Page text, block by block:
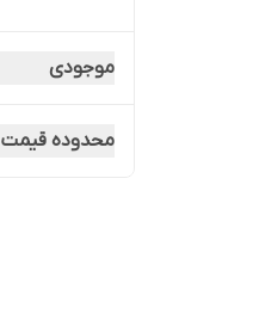
موجودی
محدوده قیمت